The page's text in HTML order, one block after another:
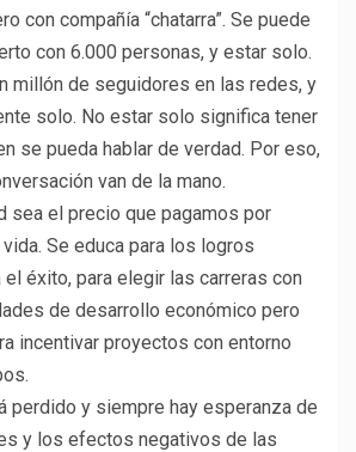
con compañía “chatarra”. Se puede
con 6.000 personas, y estar solo.
millón de seguidores en las redes, y
solo. No estar solo significa tener
se pueda hablar de verdad. Por eso,
van de la mano.
sea el precio que pagamos por
Se educa para los logros
el éxito, para elegir las carreras con
de desarrollo económico pero
incentivar proyectos con entorno
perdido y siempre hay esperanza de
y los efectos negativos de las